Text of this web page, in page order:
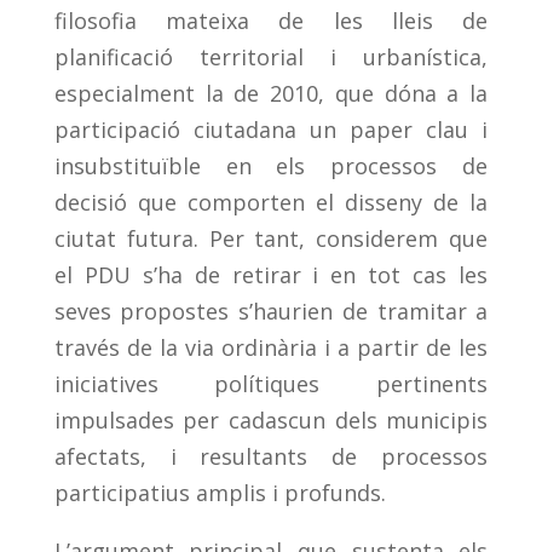
filosofia mateixa de les lleis de
planificació territorial i urbanística,
especialment la de 2010, que dóna a la
participació ciutadana un paper clau i
insubstituïble en els processos de
decisió que comporten el disseny de la
ciutat futura. Per tant, considerem que
el PDU s’ha de retirar i en tot cas les
seves propostes s’haurien de tramitar a
través de la via ordinària i a partir de les
iniciatives polítiques pertinents
impulsades per cadascun dels municipis
afectats, i resultants de processos
participatius amplis i profunds.